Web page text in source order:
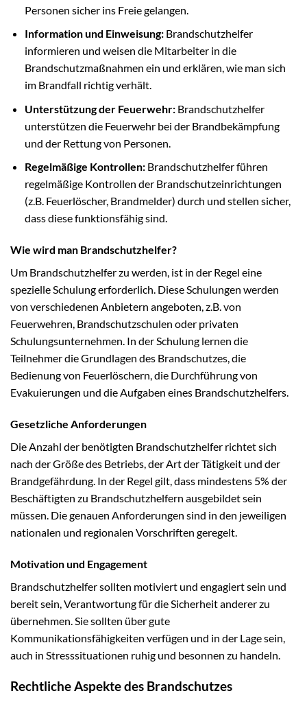
Personen sicher ins Freie gelangen.
Information und Einweisung:Brandschutzhelfer
informieren und weisen die Mitarbeiter in die
Brandschutzmaßnahmen ein und erklären, wie man sich
im Brandfall richtig verhält.
Unterstützung der Feuerwehr:Brandschutzhelfer
unterstützen die Feuerwehr bei der Brandbekämpfung
und der Rettung von Personen.
Regelmäßige Kontrollen:Brandschutzhelfer führen
regelmäßige Kontrollen der Brandschutzeinrichtungen
(z.B. Feuerlöscher, Brandmelder) durch und stellen sicher,
dass diese funktionsfähig sind.
Wie wird man Brandschutzhelfer?
Um Brandschutzhelfer zu werden, ist in der Regel eine
spezielle Schulung erforderlich. Diese Schulungen werden
von verschiedenen Anbietern angeboten, z.B. von
Feuerwehren, Brandschutzschulen oder privaten
Schulungsunternehmen. In der Schulung lernen die
Teilnehmer die Grundlagen des Brandschutzes, die
Bedienung von Feuerlöschern, die Durchführung von
Evakuierungen und die Aufgaben eines Brandschutzhelfers.
Gesetzliche Anforderungen
Die Anzahl der benötigten Brandschutzhelfer richtet sich
nach der Größe des Betriebs, der Art der Tätigkeit und der
Brandgefährdung. In der Regel gilt, dass mindestens 5% der
Beschäftigten zu Brandschutzhelfern ausgebildet sein
müssen. Die genauen Anforderungen sind in den jeweiligen
nationalen und regionalen Vorschriften geregelt.
Motivation und Engagement
Brandschutzhelfer sollten motiviert und engagiert sein und
bereit sein, Verantwortung für die Sicherheit anderer zu
übernehmen. Sie sollten über gute
Kommunikationsfähigkeiten verfügen und in der Lage sein,
auch in Stresssituationen ruhig und besonnen zu handeln.
Rechtliche Aspekte des Brandschutzes